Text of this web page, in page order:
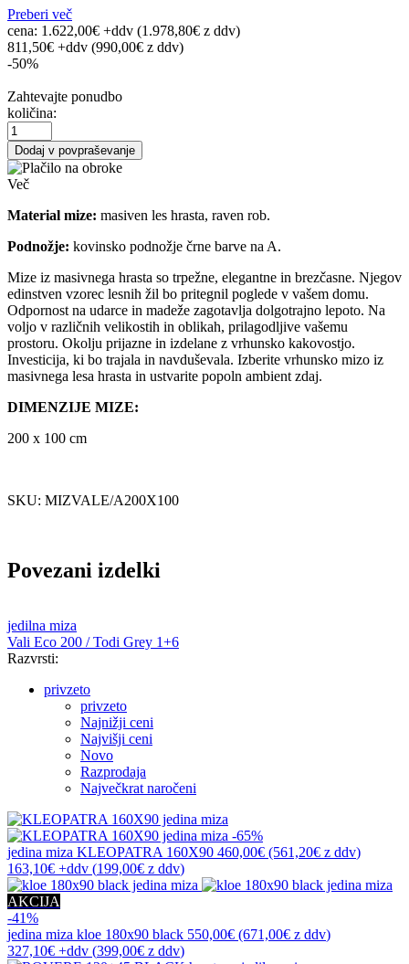
Preberi več
cena: 1.622,00€ +ddv (1.978,80€ z ddv)
811,50€ +ddv (990,00€ z ddv)
-50%
Zahtevajte ponudbo
količina:
Dodaj v povpraševanje
Več
Material mize: masiven les hrasta, raven rob.
Podnožje: kovinsko podnožje črne barve na A.
Mize iz masivnega hrasta so trpežne, elegantne in brezčasne. Njegov
edinstven vzorec lesnih žil bo pritegnil poglede v vašem domu.
Odpornost na udarce in madeže zagotavlja dolgotrajno lepoto. Na
voljo v različnih velikostih in oblikah, prilagodljive vašemu
prostoru. Okolju prijazne in izdelane z vrhunsko kakovostjo.
Investicija, ki bo trajala in navduševala. Izberite vrhunsko mizo iz
masivnega lesa hrasta in ustvarite popoln ambient zdaj.
DIMENZIJE MIZE:
200 x 100 cm
SKU: MIZVALE/A200X100
Povezani izdelki
jedilna miza
Vali Eco 200 / Todi Grey 1+6
Razvrsti:
privzeto
privzeto
Najnižji ceni
Najvišji ceni
Novo
Razprodaja
Največkrat naročeni
-65%
jedina miza KLEOPATRA 160X90 460,00€ (561,20€ z ddv)
163,10€ +ddv (199,00€ z ddv)
AKCIJA
-41%
jedina miza kloe 180x90 black 550,00€ (671,00€ z ddv)
327,10€ +ddv (399,00€ z ddv)